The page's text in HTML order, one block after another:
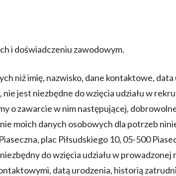
i doświadczeniu zawodowym.
niż imię, nazwisko, dane kontaktowe,
jest niezbędne do wzięcia udziału w
o zawarcie w nim następującej,
moich danych osobowych dla potrzeb
plac Piłsudskiego 10, 05-500
do wzięcia udziału w prowadzonej
datą urodzenia, historią